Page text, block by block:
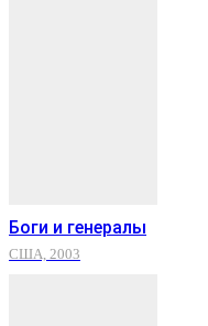
Боги и генералы
США, 2003